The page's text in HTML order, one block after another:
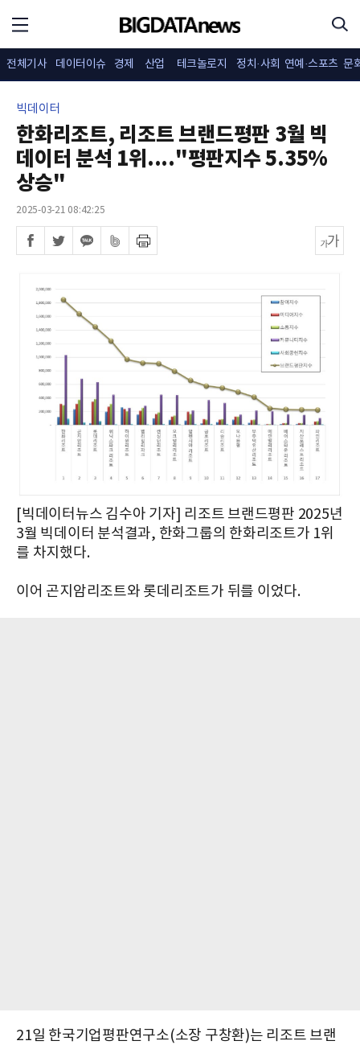
전체기사 데이터이슈 경제 산업 테크놀로지 정치·사회 연예·스포츠 문
빅데이터
한화리조트, 리조트 브랜드평판 3월 빅
데이터 분석 1위...."평판지수 5.35%
상승"
2025-03-21 08:42:25
[빅데이터뉴스 김수아 기자] 리조트 브랜드평판 2025년
3월 빅데이터 분석결과, 한화그룹의 한화리조트가 1위
를 차지했다.
이어 곤지암리조트와 롯데리조트가 뒤를 이었다.
21일 한국기업평판연구소(소장 구창환)는 리조트 브랜